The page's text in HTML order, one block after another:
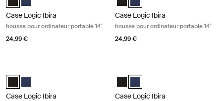
Case Logic Ibira
housse pour ordinateur portable 14"
24,99 €
Case Logic Ibira
housse pour ordinateur portable 14"
24,99 €
Case Logic Ibira Laptop Sleeve Noir (selected)
Case Logic Ibira Laptop Sleeve Bleu robe
Case Logic Ibira
Case Logic Ibira Laptop Sleeve
Case Logic Ibira Laptop
Case Logic Ibira